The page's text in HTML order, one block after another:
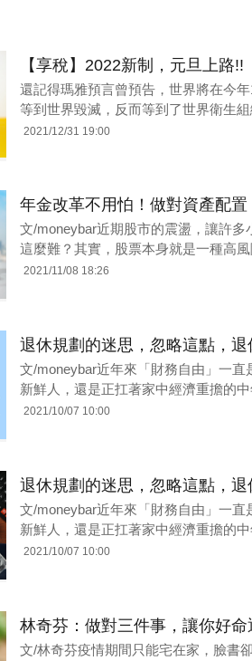
【享稅】2022新制，元旦上路!!
還記得瑪雅預言曾預告，世界將在今
等到世界毀滅，反而等到了世界衛生
2021/12/31 19:00
年金改革不用怕！做對資產配
文/moneybar近期股市的震盪，讓許
這麼難？其實，股票本身就是一種高
2021/11/08 18:26
退休規劃的迷思，忽略這點，退
文/moneybar近年來「財務自由」一
新鮮人，還是正扛著家中經濟重擔的
2021/10/07 10:00
退休規劃的迷思，忽略這點，退
文/moneybar近年來「財務自由」一
新鮮人，還是正扛著家中經濟重擔的
2021/10/07 10:00
林奇芬：做對三件事，讓你好命
文/林奇芬疫情期間只能宅在家，臉書